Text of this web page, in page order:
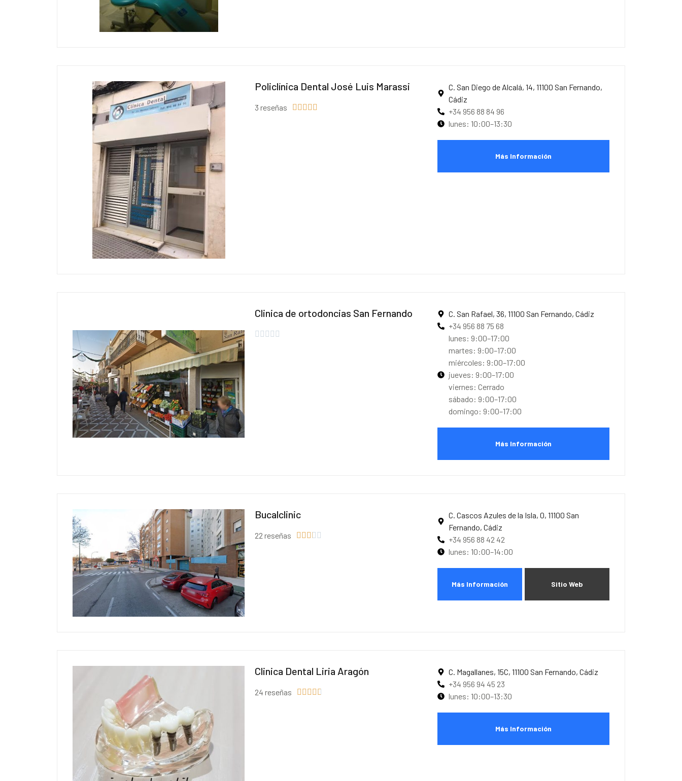
Policlínica Dental José Luis Marassi
3 reseñas     
C. San Diego de Alcalá, 14, 11100 San Fernando,
Cádiz
+34 956 88 84 96
lunes: 10:00–13:30
Más Información
Clinica de ortodoncias San Fernando
    
C. San Rafael, 36, 11100 San Fernando, Cádiz
+34 956 88 75 68
lunes: 9:00–17:00
martes: 9:00–17:00
miércoles: 9:00–17:00
jueves: 9:00–17:00
viernes: Cerrado
sábado: 9:00–17:00
domingo: 9:00–17:00
Más Información
Bucalclinic
22 reseñas     
C. Cascos Azules de la Isla, 0, 11100 San
Fernando, Cádiz
+34 956 88 42 42
lunes: 10:00–14:00
Más Información Sitio Web
Clinica Dental Liria Aragón
24 reseñas     
C. Magallanes, 15C, 11100 San Fernando, Cádiz
+34 956 94 45 23
lunes: 10:00–13:30
Más Información